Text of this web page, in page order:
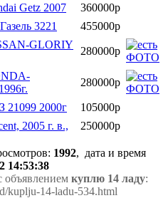
Getz 2007 360000р
3221 455000р
GLORIY
280000р
280000р
21099 2000г 105000р
2005 г. в., 250000р
: 1992, дата и время
14:53:38
объявлением куплю 14 ладу:
kuplju-14-ladu-534.html